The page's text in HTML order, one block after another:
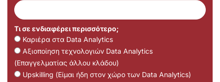
Τι σε ενδιαφέρει περισσότερο;
Καριέρα στα Data Analytics
Αξιοποίηση τεχνολογιών Data Analytics
(Επαγγελματίας άλλου κλάδου)
Upskilling (Είμαι ήδη στον χώρο των Data Analytics)